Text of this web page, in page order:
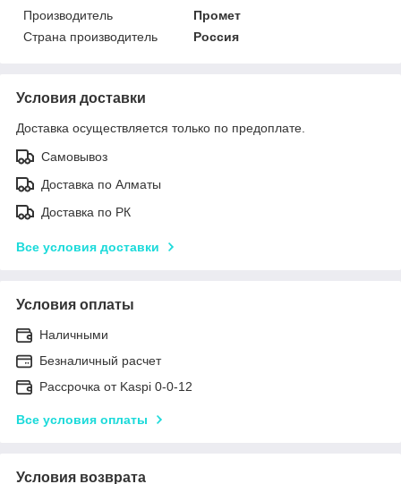
Производитель
Промет
Страна производитель
Россия
Условия доставки
Доставка осуществляется только по предоплате.
Самовывоз
Доставка по Алматы
Доставка по РК
Все условия доставки
Условия оплаты
Наличными
Безналичный расчет
Рассрочка от Kaspi 0-0-12
Все условия оплаты
Условия возврата